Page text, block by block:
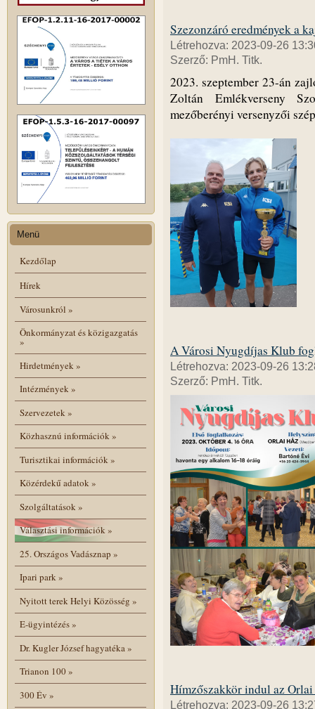
Menü
Kezdőlap
Hírek
Városunkról »
Önkormányzat és közigazgatás
»
Hirdetmények»
Intézmények»
Szervezetek»
Közhasznú információk»
Turisztikai információk»
Közérdekű adatok»
Szolgáltatások»
Választási információk»
25. Országos Vadásznap »
Ipari park»
Nyitott terek Helyi Közösség »
E-ügyintézés»
Dr. Kugler József hagyatéka»
Trianon 100»
300 Év »
Szezonzáró eredmények a
Létrehozva: 2023-09-26
Szerző: PmH. Titk.
2023. szeptember 23-án
Zoltán Emlékverseny
mezőberényi versenyzői
A Városi Nyugdíjas Klub
Létrehozva: 2023-09-26
Szerző: PmH. Titk.
Hímzőszakkör indul az Orlai
Létrehozva: 2023-09-26